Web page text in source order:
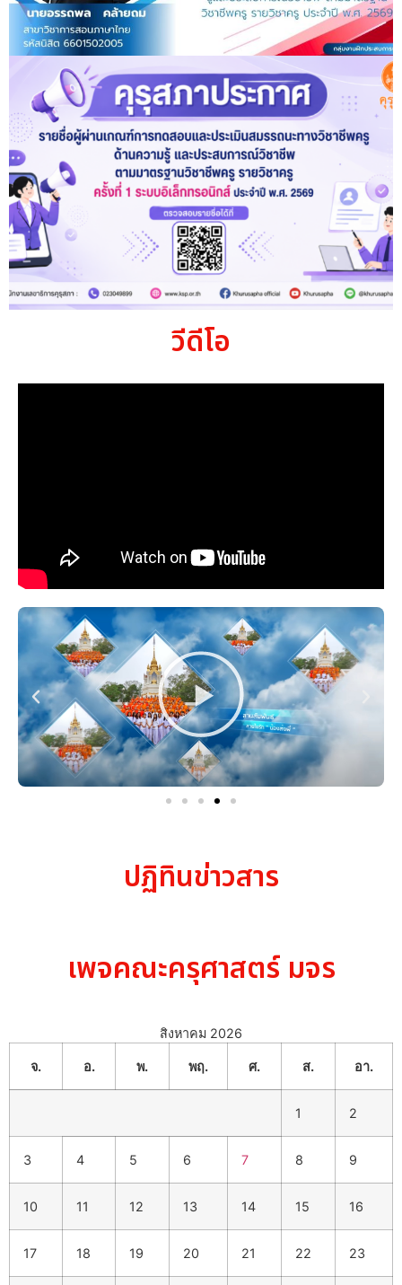
วีดีโอ
ปฏิทินข่าวสาร
เพจคณะครุศาสตร์ มจร
สิงหาคม 2026
จ. อ. พ. พฤ. ศ. ส. อา.
1 2
3 4 5 6 7 8 9
10 11 12 13 14 15 16
17 18 19 20 21 22 23